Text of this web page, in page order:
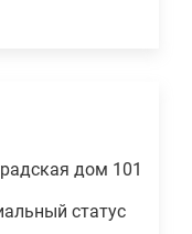
дом 101
статус